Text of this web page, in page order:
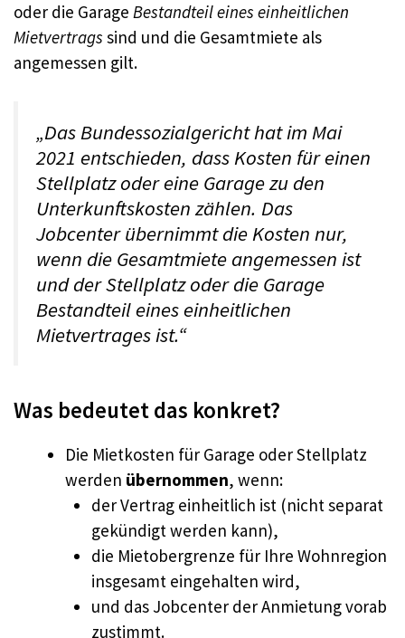
oder die Garage Bestandteil eines einheitlichen
Mietvertrags sind und die Gesamtmiete als
angemessen gilt.
„Das Bundessozialgericht hat im Mai
2021 entschieden, dass Kosten für einen
Stellplatz oder eine Garage zu den
Unterkunftskosten zählen. Das
Jobcenter übernimmt die Kosten nur,
wenn die Gesamtmiete angemessen ist
und der Stellplatz oder die Garage
Bestandteil eines einheitlichen
Mietvertrages ist.“
Was bedeutet das konkret?
Die Mietkosten für Garage oder Stellplatz
werden übernommen, wenn:
der Vertrag einheitlich ist (nicht separat
gekündigt werden kann),
die Mietobergrenze für Ihre Wohnregion
insgesamt eingehalten wird,
und das Jobcenter der Anmietung vorab
zustimmt.